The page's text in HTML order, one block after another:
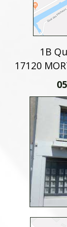
1B
17120